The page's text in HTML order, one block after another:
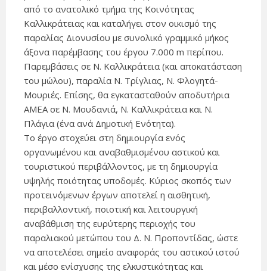
από το ανατολικό τμήμα της Κοινότητας
Καλλικράτειας και καταλήγει στον οικισμό της
παραλίας Διονυσίου με συνολικό γραμμικό μήκος
άξονα παρέμβασης του έργου 7.000 m περίπου.
Παρεμβάσεις σε Ν. Καλλικράτεια (και αποκατάσταση
του μώλου), παραλία Ν. Τρίγλιας, Ν. Φλογητά-
Μουριές. Επίσης, θα εγκατασταθούν αποδυτήρια
ΑΜΕΑ σε Ν. Μουδανιά, Ν. Καλλικράτεια και Ν.
Πλάγια (ένα ανά Δημοτική Ενότητα).
Το έργο στοχεύει στη δημιουργία ενός
οργανωμένου και αναβαθμισμένου αστικού και
τουριστικού περιβάλλοντος, με τη δημιουργία
υψηλής ποιότητας υποδομές. Κύριος σκοπός των
προτεινόμενων έργων αποτελεί η αισθητική,
περιβαλλοντική, ποιοτική και λειτουργική
αναβάθμιση της ευρύτερης περιοχής του
παραλιακού μετώπου του Δ. Ν. Προποντίδας, ώστε
να αποτελέσει σημείο αναφοράς του αστικού ιστού
και μέσο ενίσχυσης της ελκυστικότητας και